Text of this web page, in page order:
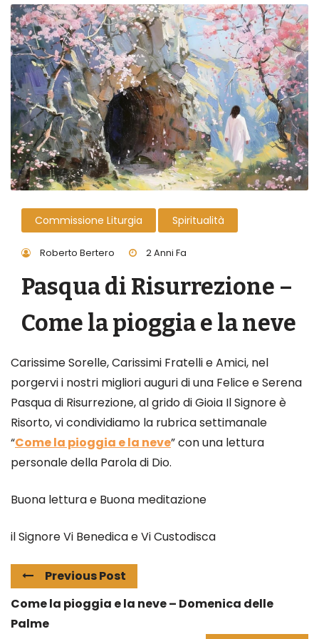
Commissione Liturgia Spiritualità
Roberto Bertero 2 Anni Fa
Pasqua di Risurrezione –
Come la pioggia e la neve
Carissime Sorelle, Carissimi Fratelli e Amici, nel
porgervi i nostri migliori auguri di una Felice e Serena
Pasqua di Risurrezione, al grido di Gioia Il Signore è
Risorto, vi condividiamo la rubrica settimanale
“Come la pioggia e la neve” con una lettura
personale della Parola di Dio.
Buona lettura e Buona meditazione
il Signore Vi Benedica e Vi Custodisca
Previous Post
Come la pioggia e la neve – Domenica delle
Palme